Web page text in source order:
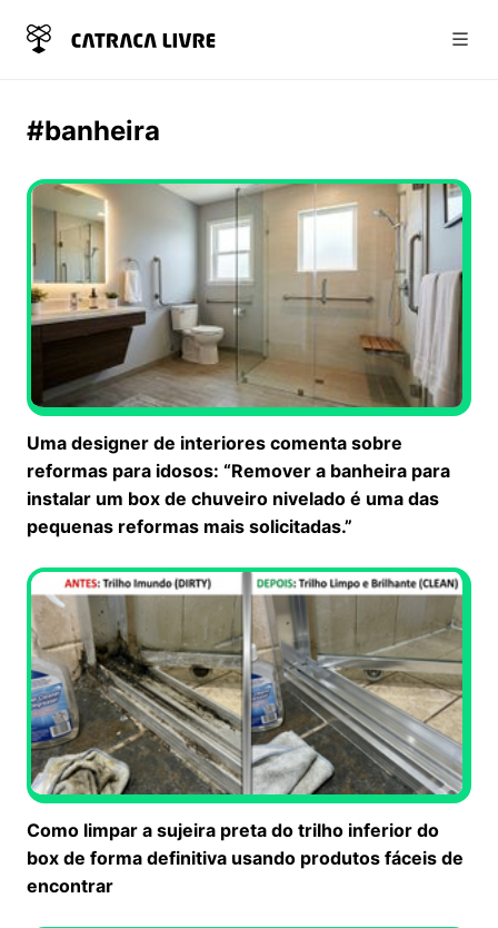
#banheira
Uma designer de interiores comenta sobre
reformas para idosos: “Remover a banheira para
instalar um box de chuveiro nivelado é uma das
pequenas reformas mais solicitadas.”
Como limpar a sujeira preta do trilho inferior do
box de forma definitiva usando produtos fáceis de
encontrar